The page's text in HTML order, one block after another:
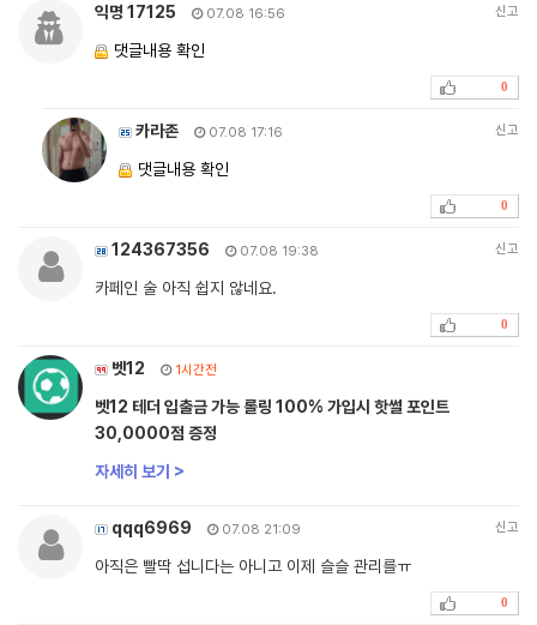
익명 17125 07.08 16:56 신고
댓글내용 확인
0
카라존 07.08 17:16 신고
댓글내용 확인
0
124367356 07.08 19:38 신고
카페인 술 아직 쉽지 않네요.
0
벳12 1시간전
벳12 테더 입출금 가능 롤링 100% 가입시 핫썰 포인트
30,0000점 증정
자세히 보기 >
qqq6969 07.08 21:09 신고
아직은 빨딱 섭니다는 아니고 이제 슬슬 관리를ㅠ
0